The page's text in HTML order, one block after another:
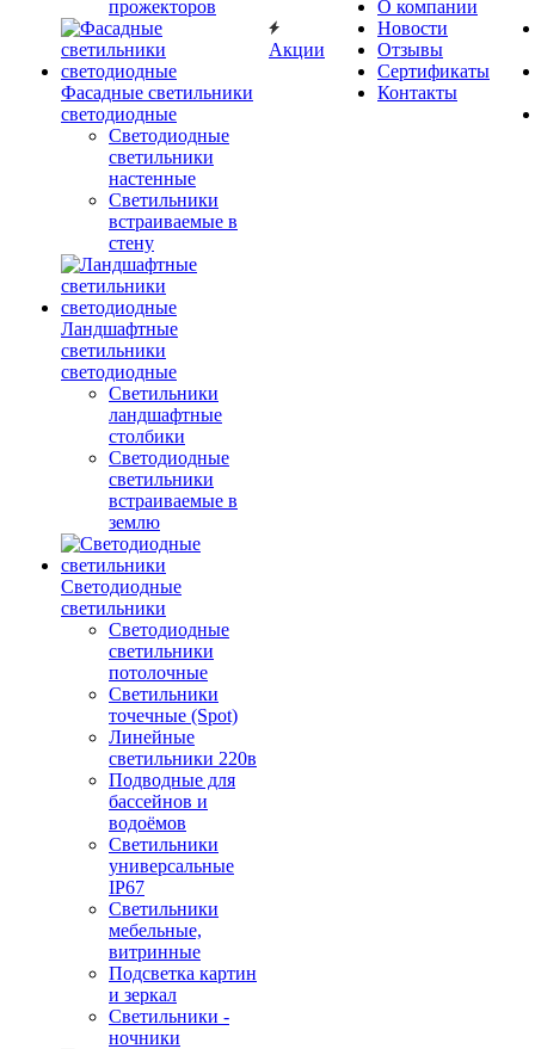
прожекторов
Фасадные светильники
светодиодные
Светодиодные
светильники
настенные
Светильники
встраиваемые в
стену
Ландшафтные
светильники
светодиодные
Светильники
ландшафтные
столбики
Светодиодные
светильники
встраиваемые в
землю
Светодиодные
светильники
Светодиодные
светильники
потолочные
Светильники
точечные (Spot)
Линейные
светильники 220в
Подводные для
бассейнов и
водоёмов
Светильники
универсальные
IP67
Светильники
мебельные,
витринные
Подсветка картин
и зеркал
Светильники -
ночники
Акции
О компании
Новости
Отзывы
Сертификаты
Контакты